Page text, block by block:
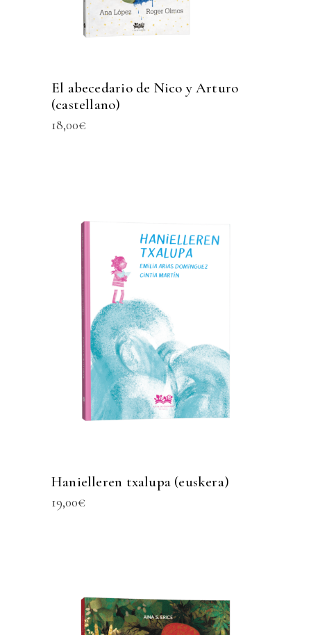
El abecedario de Nico y Arturo
(castellano)
18,00€
Hanielleren txalupa (euskera)
19,00€